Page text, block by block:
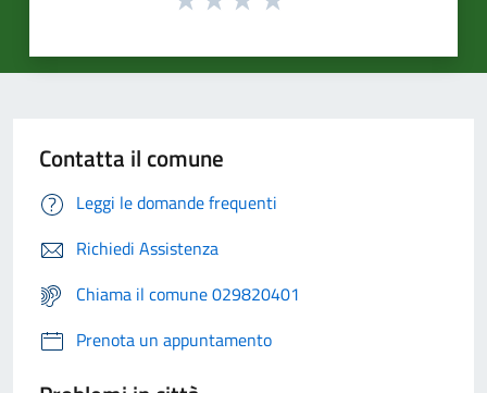
Contatta il comune
Leggi le domande frequenti
Richiedi Assistenza
Chiama il comune 029820401
Prenota un appuntamento